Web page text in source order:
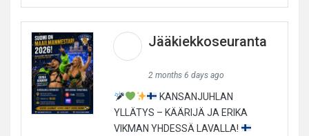
Jääkiekkoseuranta
2 months 6 days ago
KANSANJUHLAN
YLLÄTYS – KÄÄRIJÄ JA ERIKA
VIKMAN YHDESSÄ LAVALLA!